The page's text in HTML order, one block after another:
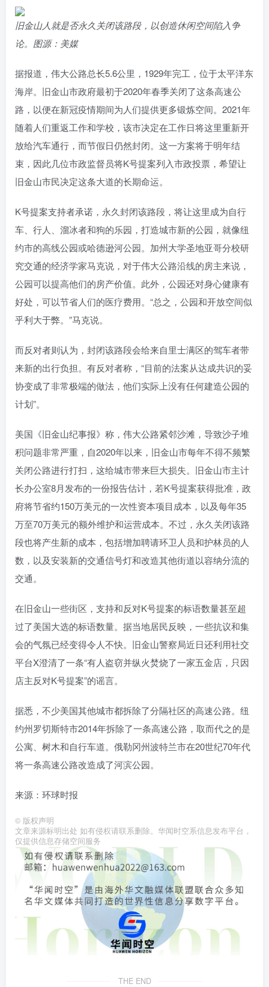
旧金山人就是否永久关闭该路段，以创造休闲空间陷入争
论。图源：美媒
据报道，伟大公路总长5.6公里，1929年完工，位于太平洋东
海岸。旧金山市政府最初于2020年春季关闭了这条高速公
路，以便在新冠疫情期间为人们提供更多锻炼空间。2021年
随着人们重返工作和学校，该市决定在工作日将这里重新开
放给汽车通行，而节假日仍然封闭。这一方案将于明年结
束，因此几位市政监督员将K号提案列入市政投票，希望让
旧金山市民决定这条大道的长期命运。
K号提案支持者承诺，永久封闭该路段，将让这里成为自行
车、行人、溜冰者和狗的乐园，打造城市新的公园，就像纽
约市的高线公园或哈德逊河公园。加州大学圣地亚哥分校研
究交通的经济学家马克说，对于伟大公路沿线的房主来说，
公园可以提高他们的房产价值。此外，公园还对身心健康有
好处，可以节省人们的医疗费用。“总之，公园和开放空间似
乎利大于弊。”马克说。
而反对者则认为，封闭该路段会给来自里士满区的驾车者带
来新的出行负担。有反对者称，“目前的法案从达成共识的妥
协变成了非常极端的做法，他们实际上没有任何建造公园的
计划”。
美国《旧金山纪事报》称，伟大公路紧邻沙滩，导致沙子堆
积问题非常严重，自2020年以来，旧金山市每年不得不频繁
关闭公路进行打扫，这给城市带来巨大损失。旧金山市主计
长办公室8月发布的一份报告估计，若K号提案获得批准，政
府将节省约150万美元的一次性资本项目成本，以及每年35
万至70万美元的额外维护和运营成本。不过，永久关闭该路
段也将产生新的成本，包括增加聘请环卫人员和护林员的人
数，以及安装新的交通信号灯和改造其他街道以容纳分流的
交通。
在旧金山一些街区，支持和反对K号提案的标语数量甚至超
过了美国大选的标语数量。据当地居民反映，一些抗议和集
会的气氛已经变得令人不快。旧金山警察局近日还利用社交
平台X澄清了一条“有人盗窃并纵火焚烧了一家五金店，只因
店主反对K号提案”的谣言。
据悉，不少美国其他城市都拆除了分隔社区的高速公路。纽
约州罗切斯特市2014年拆除了一条高速公路，取而代之的是
公寓、树木和自行车道。俄勒冈州波特兰市在20世纪70年代
将一条高速公路改造成了河滨公园。
来源：环球时报
© 版权声明
文章来源标明出处 如有侵权请联系删除。华闻时空系信息发布平台，
仅提供信息存储空间服务
THE END